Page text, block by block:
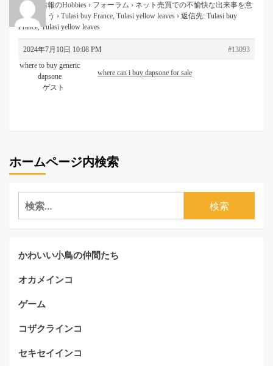
便利な情報のHobbies › フォーラム › ネット売買での不愉快な出来事を意
見をいよう › Tulasi buy France, Tulasi yellow leaves › 返信先: Tulasi buy
France, Tulasi yellow leaves
2024年7月10日 10:08 PM
#13093
where to buy generic
dapsone
ゲスト
where can i buy dapsone for sale
ホームページ内検索
検
索:
かわいい小鳥の仲間たち
オカメインコ
ゲーム
コザクラインコ
セキセイインコ